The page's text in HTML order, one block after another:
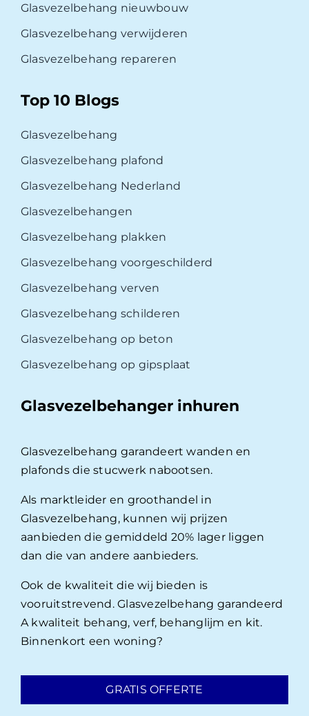
Glasvezelbehang nieuwbouw
Glasvezelbehang verwijderen
Glasvezelbehang repareren
Top 10 Blogs
Glasvezelbehang
Glasvezelbehang plafond
Glasvezelbehang Nederland
Glasvezelbehangen
Glasvezelbehang plakken
Glasvezelbehang voorgeschilderd
Glasvezelbehang verven
Glasvezelbehang schilderen
Glasvezelbehang op beton
Glasvezelbehang op gipsplaat
Glasvezelbehanger inhuren
Glasvezelbehang garandeert wanden en
plafonds die stucwerk nabootsen.
Als marktleider en groothandel in
Glasvezelbehang, kunnen wij prijzen
aanbieden die gemiddeld 20% lager liggen
dan die van andere aanbieders.
Ook de kwaliteit die wij bieden is
vooruitstrevend. Glasvezelbehang garandeerd
A kwaliteit behang, verf, behanglijm en kit.
Binnenkort een woning?
GRATIS OFFERTE